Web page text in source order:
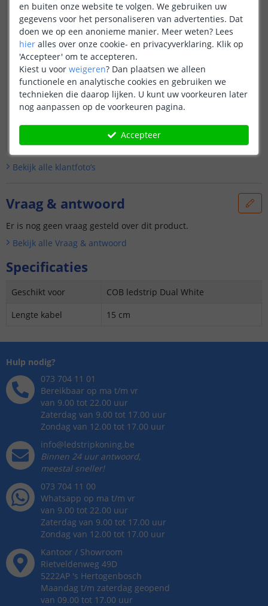
Bekijk alle klantfoto’s
Vraag & antwoord
Er is nog geen vraag gesteld over dit product.
Bekijk alle Vraag & antwoord
Specificaties
Geschikt voor
COB ledstrip Dual White
Lengte kabel
15 cm
Hulp nodig?
073 704 11 01
Bereikbaar op ma t/m vr
van 9.00 tot 22.00 uur
Zaterdag van 9.00 tot 17.00 uur
Zondag van 12.00 tot 17.00 uur
info@ledstripkoning.be
Binnen 24 uur antwoord,
meestal sneller!
073 704 11 00
Whatsapp op ma t/m vr
van 9.00 tot 22.00 uur
Zaterdag van 9.00 tot 17.00 uur
Zondag van 12.00 tot 17.00 uur
Kantoor / Showroom
Rietveldenweg 49D
5222AP 's Hertogenbosch
Maandag t/m zaterdag geopend
van 09.00 tot 17.00 uur
en buiten onze website te volgen. We gebruiken uw
gegevens voor het personaliseren van advertenties. Dat
doen we op een anonieme manier. Meer weten? Lees
hier alles over onze cookie- en privacyverklaring. Klik op
'Accepteer' om te accepteren.
Kiest u voor weigeren? Dan plaatsen we alleen
functionele en analytische cookies en gebruiken we
technieken die daarop lijken. U kunt uw voorkeuren later
nog aanpassen op de voorkeuren pagina.
Accepteer